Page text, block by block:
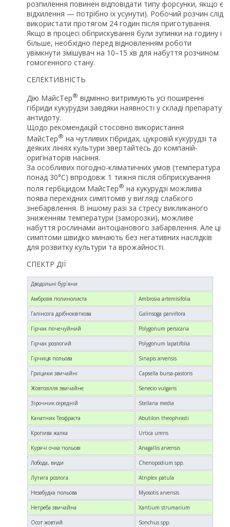
розпилення повинен відповідати типу форсунки, якщо є
відхилення — потрібно іх усунути). Робочий розчин слід
використати протягом 24 годин після приготування.
Якщо в процесі обприскування були зупинки на годину і
більше, необхідно перед відновленням роботи
увімкнути змішувач на 10–15 хв для набуття розчином
гомогенного стану.
СЕЛЕКТИВНІСТЬ
Дію МайсТер® відмінно витримують усі поширенні
гібриди кукурудзи завдяки наявності у складі препарату
антидоту.
Щодо рекомендацій стосовно використання
МайсТер® на чутливих гібридах, цукровій кукурудзі та
деяких лініях культури звертайтесь до компаній-
оригінаторів насіння.
За особливих погодно-кліматичних умов (температура
понад 30°С) впродовж 1 тижня після обприскування
поля гербіцидом МайсТер® на кукурудзі можлива
поява перехідних симптомів у вигляді слабкого
знебарвлення. В іншому разі за стресу викликаного
зниженням температури (заморозки), можливе
набуття рослинами антоціанового забарвлення. Але ці
симптоми швидко минають без негативних наслідків
для розвитку культури та врожайності.
СПЕКТР ДІЇ
Дводольні бур´яни
Амброзія полинолиста Ambrosia artemisifolia
Галінсога дрібноквіткова Galinsoga parviflora
Гірчак почечуйний Polygonum persicaria
Гірчак розлогий Polygonum lapatifolia
Гірчиця польова Sinapis arvensis
Грицики звичайні Capsella bursa-pastoris
Жовтозілля звичайне Senecio vulgaris
Зірочник середній Stellaria media
Канатник Теофраста Abutilon theophrasti
Кропива жалка Urtica urens
Курячі очка польові Anagallis arvensis
Лобода, види Chenopodium spp.
Лутига розлога Atriplex patula
Незабудка польова Myosotis arvensis
Нетреба звичайна Xantium strumarium
Осот жовтий Sonchus spp.